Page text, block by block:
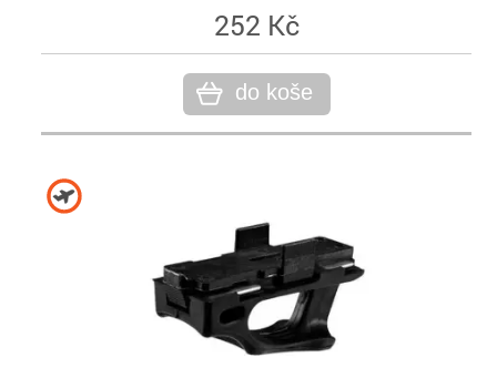
252 Kč
do koše